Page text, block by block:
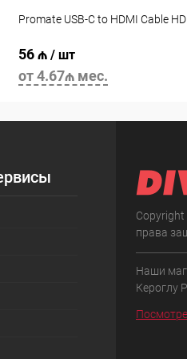
Promate USB-C to HDMI Cable
56 ₼ / шт
от 4.67₼ мес.
права
Наши
Кероглу